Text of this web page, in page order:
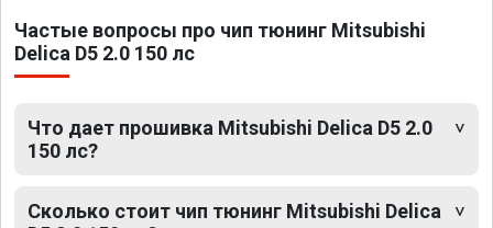
Частые вопросы про чип тюнинг Mitsubishi
Delica D5 2.0 150 лс
Что дает прошивка Mitsubishi Delica D5 2.0
150 лс?
Сколько стоит чип тюнинг Mitsubishi Delica